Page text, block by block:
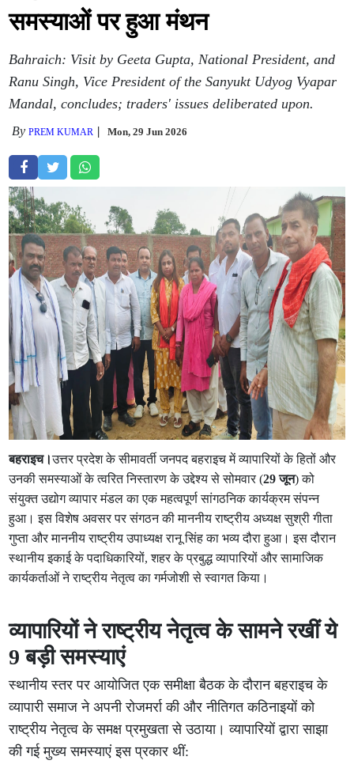
समस्याओं पर हुआ मंथन
Bahraich: Visit by Geeta Gupta, National President, and
Ranu Singh, Vice President of the Sanyukt Udyog Vyapar
Mandal, concludes; traders' issues deliberated upon.
ByPREM KUMAR Mon, 29 Jun 2026
बहराइच।उत्तर प्रदेश के सीमावर्ती जनपद बहराइच में व्यापारियों के हितों और
उनकी समस्याओं के त्वरित निस्तारण के उद्देश्य से सोमवार (29 जून) को
संयुक्त उद्योग व्यापार मंडल का एक महत्वपूर्ण सांगठनिक कार्यक्रम संपन्न
हुआ। इस विशेष अवसर पर संगठन की माननीय राष्ट्रीय अध्यक्ष सुश्री गीता
गुप्ता और माननीय राष्ट्रीय उपाध्यक्ष रानू सिंह का भव्य दौरा हुआ। इस दौरान
स्थानीय इकाई के पदाधिकारियों, शहर के प्रबुद्ध व्यापारियों और सामाजिक
कार्यकर्ताओं ने राष्ट्रीय नेतृत्व का गर्मजोशी से स्वागत किया।
व्यापारियों ने राष्ट्रीय नेतृत्व के सामने रखीं ये
9 बड़ी समस्याएं
स्थानीय स्तर पर आयोजित एक समीक्षा बैठक के दौरान बहराइच के
व्यापारी समाज ने अपनी रोजमर्रा की और नीतिगत कठिनाइयों को
राष्ट्रीय नेतृत्व के समक्ष प्रमुखता से उठाया। व्यापारियों द्वारा साझा
की गई मुख्य समस्याएं इस प्रकार थीं: